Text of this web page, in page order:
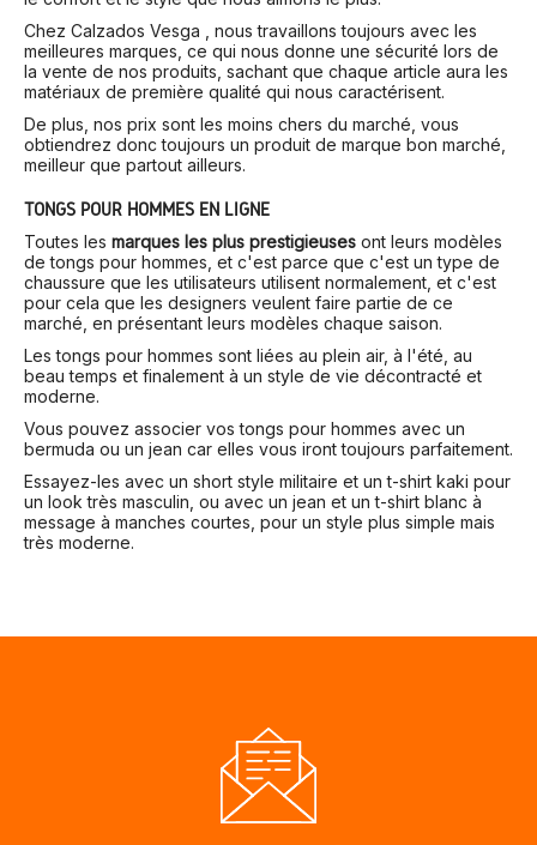
Chez Calzados Vesga , nous travaillons toujours avec les
meilleures marques, ce qui nous donne une sécurité lors de
la vente de nos produits, sachant que chaque article aura les
matériaux de première qualité qui nous caractérisent.
De plus, nos prix sont les moins chers du marché, vous
obtiendrez donc toujours un produit de marque bon marché,
meilleur que partout ailleurs.
TONGS POUR HOMMES EN LIGNE
Toutes les marques les plus prestigieuses ont leurs modèles
de tongs pour hommes, et c'est parce que c'est un type de
chaussure que les utilisateurs utilisent normalement, et c'est
pour cela que les designers veulent faire partie de ce
marché, en présentant leurs modèles chaque saison.
Les tongs pour hommes sont liées au plein air, à l'été, au
beau temps et finalement à un style de vie décontracté et
moderne.
Vous pouvez associer vos tongs pour hommes avec un
bermuda ou un jean car elles vous iront toujours parfaitement.
Essayez-les avec un short style militaire et un t-shirt kaki pour
un look très masculin, ou avec un jean et un t-shirt blanc à
message à manches courtes, pour un style plus simple mais
très moderne.